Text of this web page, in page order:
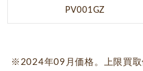
PV001GZ
※2024年09月価格。上限買取